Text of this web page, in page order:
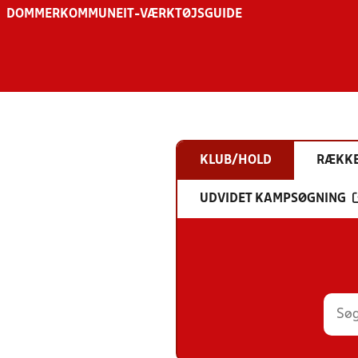
DOMMER KOMMUNE IT-VÆRKTØJSGUIDE
KLUB/HOLD
UDVIDET KAMPSØGNING